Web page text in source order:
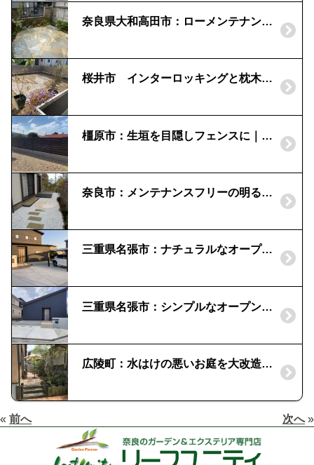
奈良県大和高田市：ローメンテナンスのお庭｜乱形の石貼りでお庭を舗装
桜井市 インターロッキングと枕木でローメンテナンスのお庭
橿原市：生垣を目隠しフェンスに｜エバーアートウッド
奈良市：メンテナンスフリーの明るいガーデン｜木彫のウッドデッキ
三重県名張市：ナチュラルなオープン外構｜塗り門柱
三重県名張市：シンプルなオープン外構｜塗り門柱
広陵町：水はけの悪いお庭を大改造！｜レンガと乱形石のデザイン
« 前へ 次へ»